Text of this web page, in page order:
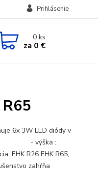
Prihlásenie
0ks
za 0 €
6x 3W LED diódy v
- výška :
R26 EHK R65,
zahŕňa